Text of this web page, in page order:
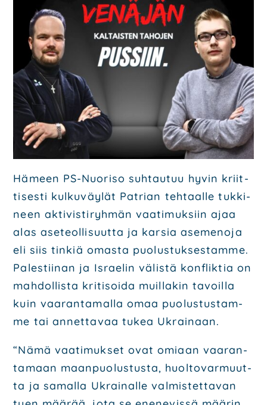
Hämeen PS-Nuo­ri­so suh­tau­tuu hyvin kriit­
ti­ses­ti kul­ku­väy­lät Pat­rian teh­taal­le tuk­ki­
neen akti­vis­ti­ryh­män vaa­ti­muk­siin ajaa
alas ase­teol­li­suut­ta ja kar­sia ase­me­no­ja
eli siis tin­kiä omas­ta puo­lus­tuk­ses­tam­me.
Pales­tii­nan ja Israe­lin välis­tä konflik­tia on
mah­dol­lis­ta kri­ti­soi­da muil­la­kin tavoil­la
kuin vaa­ran­ta­mal­la omaa puo­lus­tus­tam­
me tai annet­ta­vaa tukea Ukrai­naan.
“Nämä vaa­ti­muk­set ovat omi­aan vaa­ran­
ta­maan maan­puo­lus­tus­ta, huol­to­var­muut­
ta ja samal­la Ukrai­nal­le val­mis­tet­ta­van